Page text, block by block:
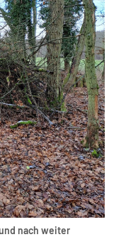
nach weiter